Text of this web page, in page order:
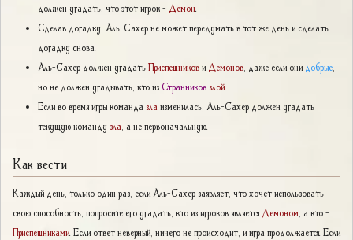
должен угадать, что этот игрок - Демон
Сделав догадку, Аль-Сахер не может передумать в тот же день и сделать
догадку снова.
Аль-Сахер должен угадатьПриспешникови Демонов , даже если они добрые
но не должен угадывать, кто из Странников злой
Если во время игры команда зла изменилась, Аль-Сахер должен угадать
текущую команду зла , а не первоначальную.
Как вести
Каждый день, только один раз, если Аль-Сахер заявляет, что хочет использовать
свою способность, попросите его угадать, кто из игроков являетсяДемоном , а кто -
Приспешниками . Если ответ неверный, ничего не происходит, и игра продолжается. Если